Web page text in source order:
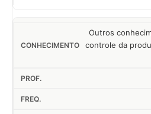
Outros
controle da